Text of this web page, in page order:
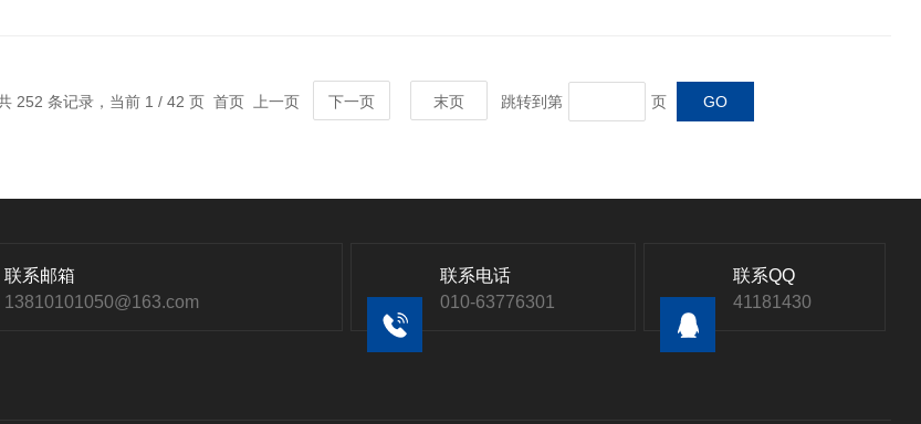
252 条记录，当前 1 / 42 页 首页 上一页 下一页 末页 跳转到第 页
联系邮箱
13810101050@163.com
联系电话
010-63776301
联系QQ
41181430